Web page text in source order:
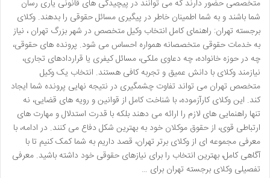
متخصصی حضور دارند که می توانند در پیچیدگی های قانونی یاری رسان
شما باشند و به شما اطمینان خاطر در پیگیری مسائل حقوقی را بدهند. وکلای
برجسته تهران: راهنمای کامل انتخاب وکیل متخصص در شهر بزرگ تهران ، نیاز
به خدمات حقوقی متخصصانه همواره احساس می شود. پرونده های حقوقی،
چه در حوزه خانواده، چه دعاوی ملکی، مسائل کیفری یا قراردادهای تجاری،
نیازمند وکلای با دانش عمیق و تجربه کافی هستند. انتخاب یک وکیل
متخصص تهران می تواند تفاوت چشمگیری در نتیجه نهایی پرونده شما ایجاد
کند. این وکلای کارآزموده، با شناخت کامل از قوانین و رویه های قضایی، نه
تنها راهنمایی های لازم را ارائه می دهند بلکه با قدرت استدلال و مهارت های
ارتباطی قوی، از حقوق موکلان خود به بهترین شکل دفاع می کنند. در ادامه، با
معرفی مجموعه ای از وکلای برتر تهران، قصد داریم به شما کمک کنیم تا با
آگاهی کامل، بهترین انتخاب را برای نیازهای حقوقی خود داشته باشید. معرفی
تفصیلی وکلای برجسته تهران برای …